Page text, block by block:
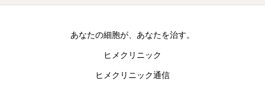
あなたの細胞が、あなたを治す。
ヒメクリニック
ヒメクリニック通信